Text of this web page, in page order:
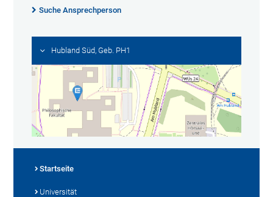
Suche Ansprechperson
Hubland Süd, Geb. PH1
Startseite
Universität